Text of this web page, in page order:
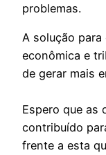
problemas.
A solução
econômica e
de gerar mais
Espero que as
contribuído
frente a esta